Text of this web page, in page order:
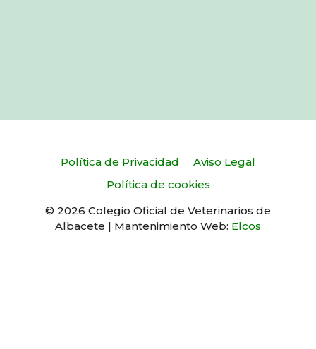
Política de Privacidad
Aviso Legal
Política de cookies
© 2026 Colegio Oficial de Veterinarios de
Albacete | Mantenimiento Web: Elcos